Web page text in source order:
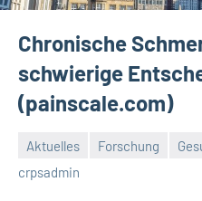
Chronische
schwierige
(painscale.com)
Aktuelles Forschung
crpsadmin
Keine